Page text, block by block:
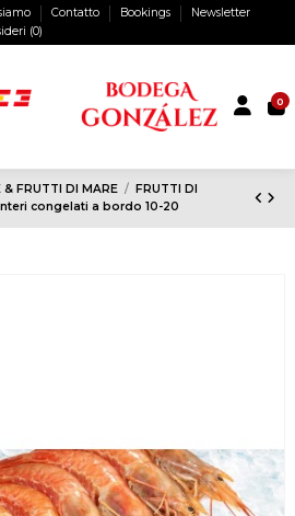
Contatto Bookings
Newsletter
(0)
0
& FRUTTI DI MARE
FRUTTI DI
congelati a bordo 10-20